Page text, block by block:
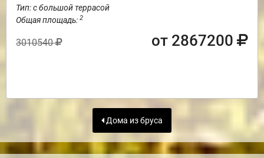
Тип: с большой террасой
Общая площадь: 2
3010540 от 2867200
Дома из бруса